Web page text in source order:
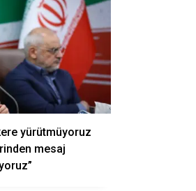
yürütmüyoruz
mesaj